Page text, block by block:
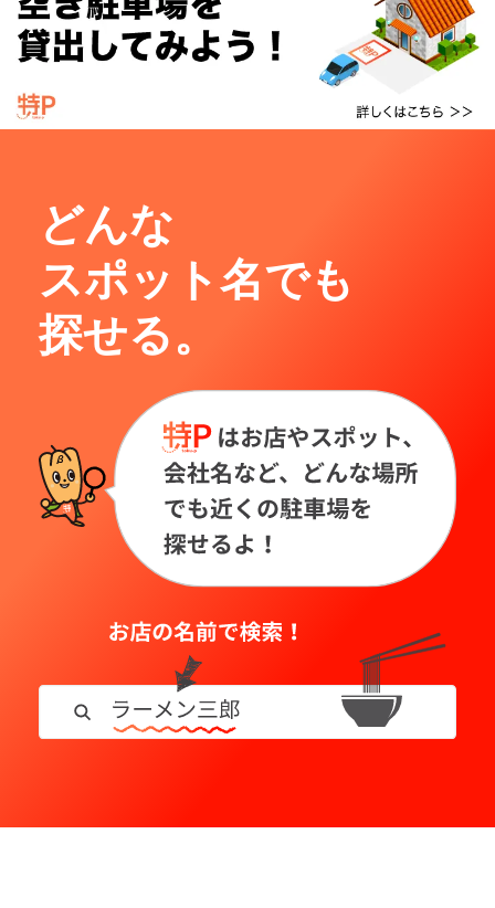
どんな
スポット名でも
探せる。